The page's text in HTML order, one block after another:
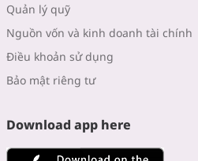
Quản lý quỹ
Nguồn vốn và kinh doanh tài chính
Điều khoản sử dụng
Bảo mật riêng tư
Download app here